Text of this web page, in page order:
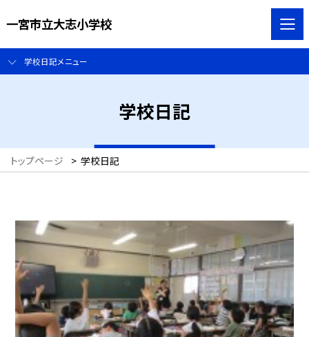
一宮市立大志小学校
学校日記メニュー
学校日記
トップページ > 学校日記